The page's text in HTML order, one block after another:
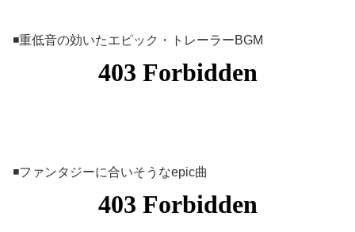
◾️重低音の効いたエピック・トレーラーBGM
◾️ファンタジーに合いそうなepic曲